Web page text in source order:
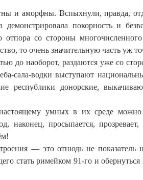
и аморфны. Вспыхнули, правда,
покорность и
со стороны
то очень значительную часть уж
до наоборот, раздаются уже со
сала-водки выступают
республики донорские,
умных в их среде можно
просыпается, прозревает,
— это отнюдь не показатель
стать римейком 91-го и